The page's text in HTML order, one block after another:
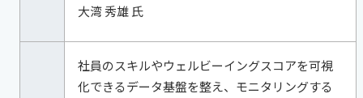
大湾 秀雄 氏
社員のスキルやウェルビーイングスコアを可視
化できるデータ基盤を整え、モニタリングする